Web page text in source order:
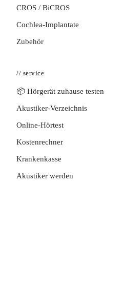
CROS / BiCROS
Cochlea-Implantate
Zubehör
// service
📦 Hörgerät zuhause testen
Akustiker-Verzeichnis
Online-Hörtest
Kostenrechner
Krankenkasse
Akustiker werden